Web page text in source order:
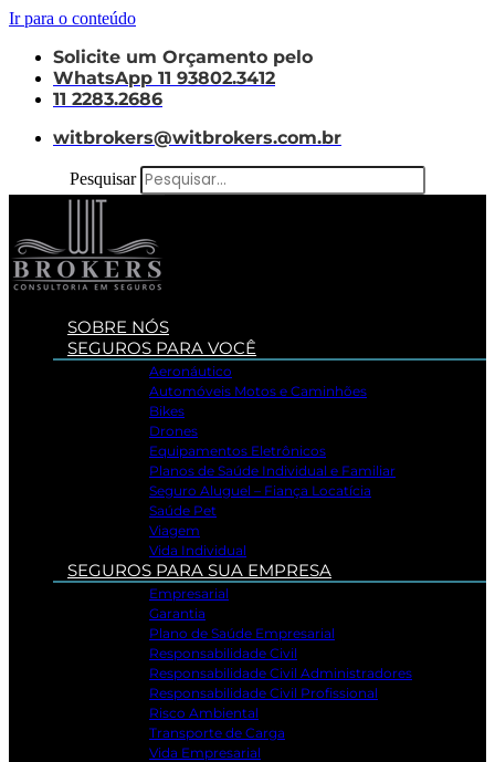
Ir para o conteúdo
Solicite um Orçamento pelo
WhatsApp 11 93802.3412
11 2283.2686
witbrokers@witbrokers.com.br
Pesquisar
SOBRE NÓS
SEGUROS PARA VOCÊ
Aeronáutico
Automóveis Motos e Caminhões
Bikes
Drones
Equipamentos Eletrônicos
Planos de Saúde Individual e Familiar
Seguro Aluguel – Fiança Locatícia
Saúde Pet
Viagem
Vida Individual
SEGUROS PARA SUA EMPRESA
Empresarial
Garantia
Plano de Saúde Empresarial
Responsabilidade Civil
Responsabilidade Civil Administradores
Responsabilidade Civil Profissional
Risco Ambiental
Transporte de Carga
Vida Empresarial